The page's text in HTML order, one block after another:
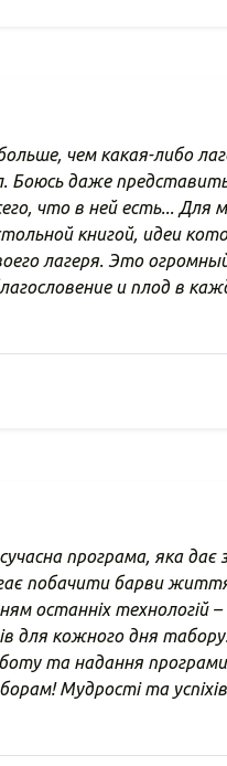
чем какая-либо
Боюсь даже
что в ней есть... Для
книгой, идеи
лагеря. Это
и плод в
програма, яка дає
побачити барви
останніх технологій
для кожного дня
та надання
Мудрості та